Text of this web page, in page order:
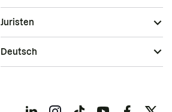
Juristen
Deutsch